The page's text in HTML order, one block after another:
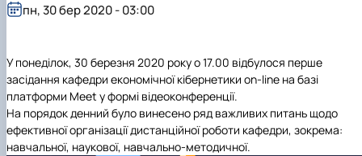
У понеділок, 30 березня 2020 року о 17.00 відбулося перше
засідання кафедри економічної кібернетики on-line на базі
платформи Meet у формі відеоконференції.
На порядок денний було винесено ряд важливих питань щодо
ефективної організації дистанційної роботи кафедри, зокрема:
навчальної, наукової, навчально-методичної.
пн, 30 бер 2020 - 03:00